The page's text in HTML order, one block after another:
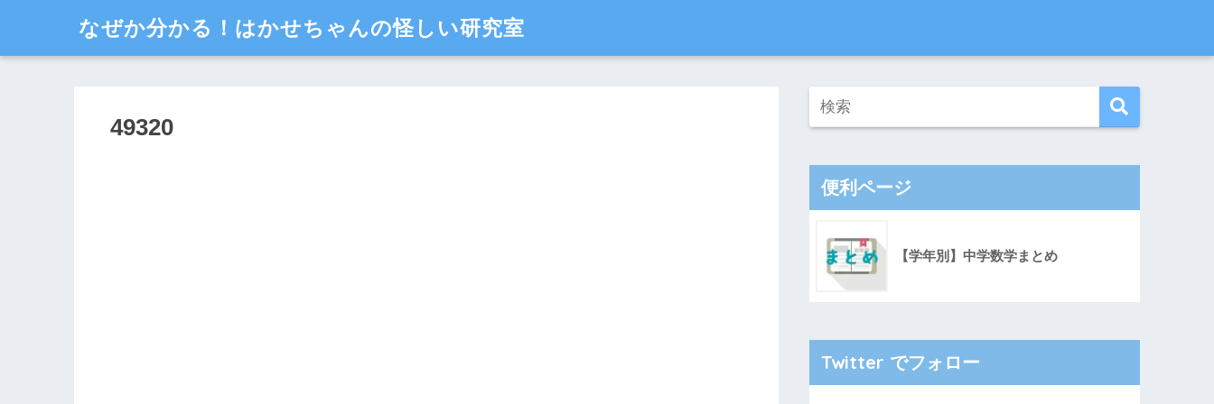
なぜか分かる！はかせちゃんの怪しい研究室
49320
便利ページ
【学年別】中学数学まとめ
Twitter でフォロー